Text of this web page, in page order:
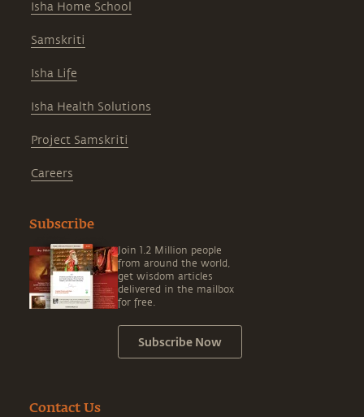
Isha Home School
Samskriti
Isha Life
Isha Health Solutions
Project Samskriti
Careers
Subscribe
Join 1.2 Million people
from around the world,
get wisdom articles
delivered in the mailbox
for free.
Subscribe Now
Contact Us